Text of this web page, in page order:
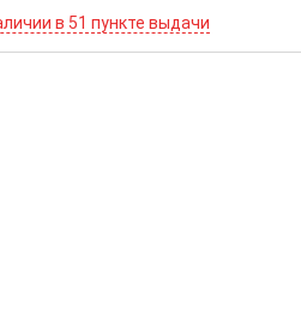
в 51 пункте выдачи